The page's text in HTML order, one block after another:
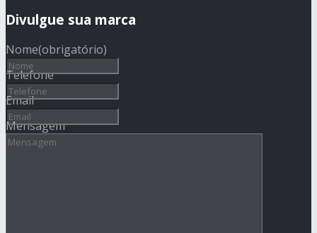
Divulgue sua marca
Nome(obrigatório)
Telefone
Email
Mensagem